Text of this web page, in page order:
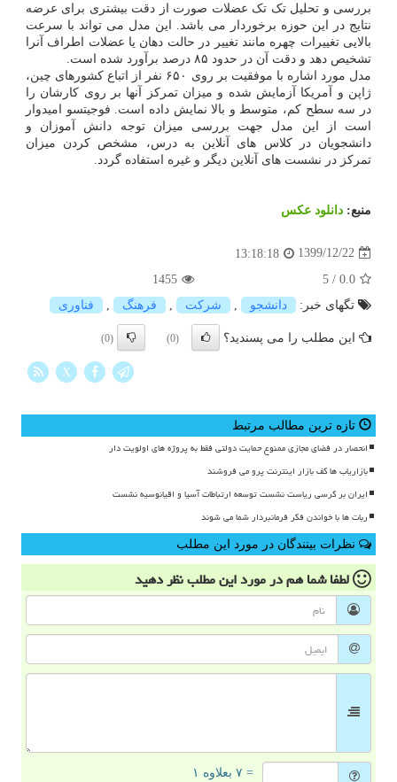
بررسی و تحلیل تک تک عضلات صورت از دقت بیشتری برای عرضه
نتایج در این حوزه برخوردار می باشد. این مدل می تواند با سرعت
بالایی تغییرات چهره مانند تغییر در حالت دهان یا عضلات اطراف آنرا
تشخیص دهد و دقت آن در حدود ۸۵ درصد برآورد شده است.
مدل مورد اشاره با موفقیت بر روی ۶۵۰ نفر از اتباع کشورهای چین،
ژاپن و آمریکا آزمایش شده و میزان تمرکز آنها بر روی کارشان را
در سه سطح کم، متوسط و بالا نمایش داده است. فوجیتسو امیدوار
است از این مدل جهت بررسی میزان توجه دانش آموزان و
دانشجویان در کلاس های آنلاین به درس، مشخص کردن میزان
تمرکز در نشست های آنلاین دیگر و غیره استفاده گردد.
منبع: دانلود عكس
1399/12/22
13:18:18
0.0
/
5
1455
تگهای خبر:
دانشجو , شركت , فرهنگ , فناوری
این مطلب را می پسندید؟ (0)
(0)
X
تازه ترین مطالب مرتبط
انحصار در فضای مجازی ممنوع حمایت دولتی فقط به پروژه های اولویت دار
بازاریاب ها کف بازار اینترنت پرو می فروشند
ایران بر کرسی ریاست نشست توسعه ارتباطات آسیا و اقیانوسیه نشست
ربات ها با خواندن فکر فرمانبردار شما می شوند
نظرات بینندگان در مورد این مطلب
لطفا شما همدر مورد این مطلبنظر دهید
= ۷ بعلاوه ۱